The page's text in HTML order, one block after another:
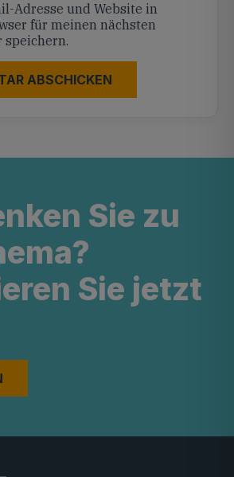
Adresse und Website in
für meinen nächsten
speichern.
Sie zu
Sie jetzt